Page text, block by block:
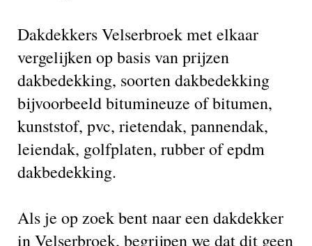
Dakdekkers Velserbroek met elkaar
vergelijken op basis van prijzen
dakbedekking, soorten dakbedekking
bijvoorbeeld bitumineuze of bitumen,
kunststof, pvc, rietendak, pannendak,
leiendak, golfplaten, rubber of epdm
dakbedekking.
Als je op zoek bent naar een dakdekker
in Velserbroek, begrijpen we dat dit geen